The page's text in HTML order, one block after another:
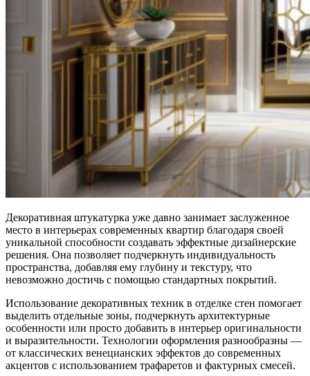
Декоративная штукатурка уже давно занимает заслуженное
место в интерьерах современных квартир благодаря своей
уникальной способности создавать эффектные дизайнерские
решения. Она позволяет подчеркнуть индивидуальность
пространства, добавляя ему глубину и текстуру, что
невозможно достичь с помощью стандартных покрытий.
Использование декоративных техник в отделке стен помогает
выделить отдельные зоны, подчеркнуть архитектурные
особенности или просто добавить в интерьер оригинальности
и выразительности. Технологии оформления разнообразны —
от классических венецианских эффектов до современных
акцентов с использованием трафаретов и фактурных смесей.